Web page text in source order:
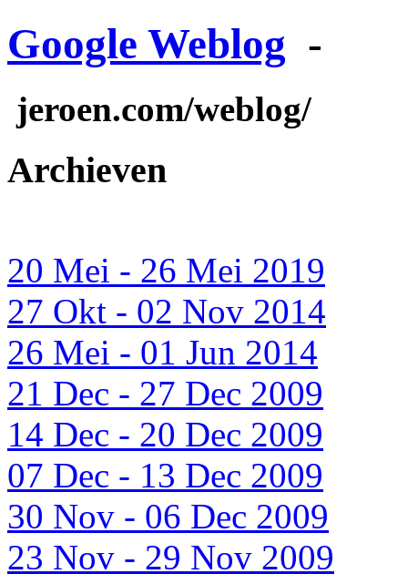
Google Weblog -
jeroen.com/weblog/
Archieven
20 Mei - 26 Mei 2019
27 Okt - 02 Nov 2014
26 Mei - 01 Jun 2014
21 Dec - 27 Dec 2009
14 Dec - 20 Dec 2009
07 Dec - 13 Dec 2009
30 Nov - 06 Dec 2009
23 Nov - 29 Nov 2009